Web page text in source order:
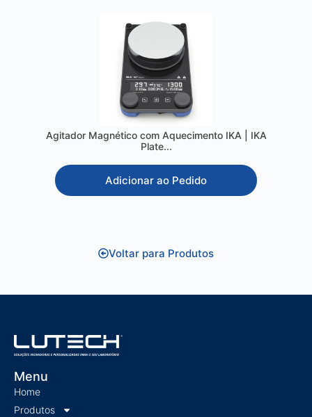
Agitador Magnético com Aquecimento IKA | IKA
Plate...
Adicionar ao Pedido
Voltar para Produtos
Menu
Home
Produtos